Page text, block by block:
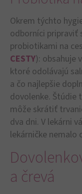
Okrem týchto
odborníci pripraviť
probiotikami na
CESTY): obsahuje
ktoré odolávajú
a čo najlepšie
dovolenke. Štúdie
môže skrátiť
dva dni. V lekárni
lekárničke nemalo
a črevá